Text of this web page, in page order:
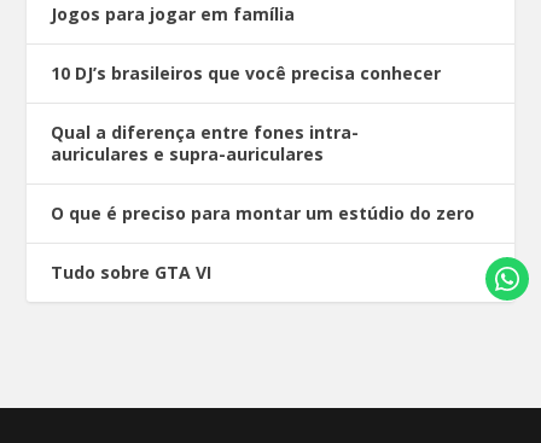
Jogos para jogar em família
10 DJ’s brasileiros que você precisa conhecer
Qual a diferença entre fones intra-
auriculares e supra-auriculares
O que é preciso para montar um estúdio do zero
Tudo sobre GTA VI